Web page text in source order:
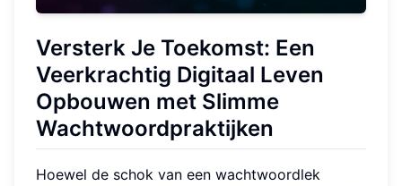
Versterk Je Toekomst: Een
Veerkrachtig Digitaal Leven
Opbouwen met Slimme
Wachtwoordpraktijken
Hoewel de schok van een wachtwoordlek